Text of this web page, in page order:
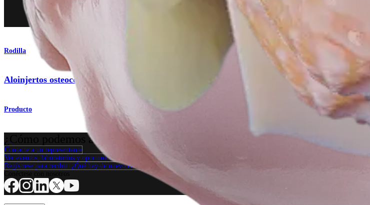
Rodilla
Aloinjertos osteocondrales frescos
Producto
¿Cómo podemos ayudarlo?
Contacte a un representante
Ver eventos, laboratorios y oportunidades educativas
Regístrese para recibir: ¿Qué hay de nuevo en Arthrex?